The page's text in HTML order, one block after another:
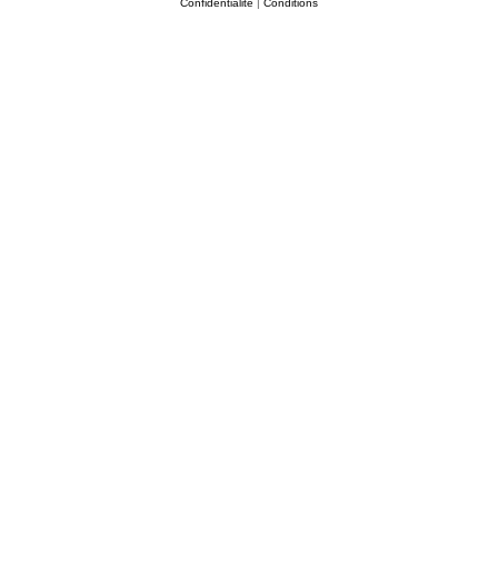
Confidentialité | Conditions